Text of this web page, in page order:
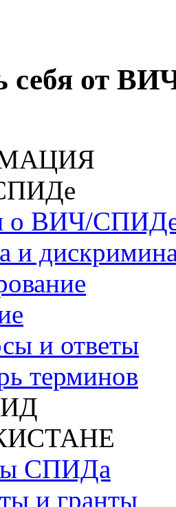
себя от
о ВИЧ/
и
и ответы
терминов
СПИДа
и гранты